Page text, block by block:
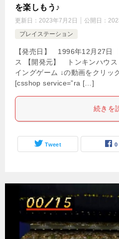
を楽しもう♪
更新日： 2023年7月2日 公開日：
プレイステーション
【発売日】 1996年12月27日
ス 【開発元】 トンキンハウ
イングゲーム ↓の動画をクリッ
[csshop service=”ra […]
続きを
Tweet 0